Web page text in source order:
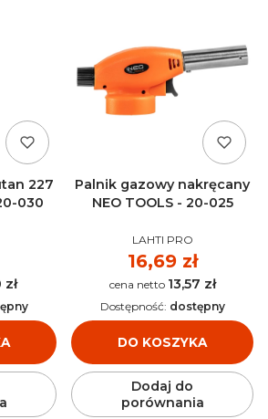
227
030
zł
Palnik gazowy nakręcany
NEO TOOLS - 20-025
PRODUCENT
LAHTI PRO
Cena
16,69 zł
Cena 13,57 zł
DO KOSZYKA
Dostępność: dostępny
Dodaj do
porównania